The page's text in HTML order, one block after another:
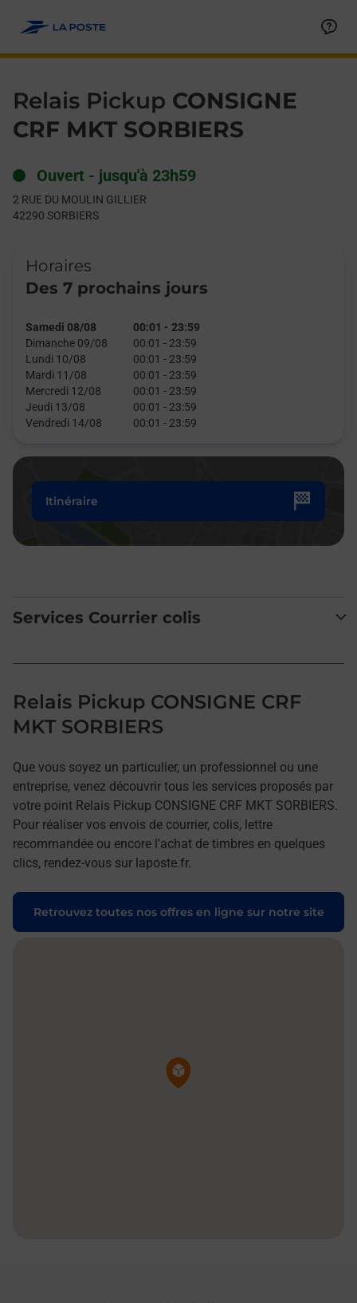
Relais Pickup CONSIGNE
CRF MKT SORBIERS
Ouvert - jusqu'à 23h59
2 RUE DU MOULIN GILLIER
42290 SORBIERS
Horaires
Des 7 prochains jours
Samedi 08/08 00:01 - 23:59
Dimanche 09/08
00:01 - 23:59
Lundi 10/08
00:01 - 23:59
Mardi 11/08
00:01 - 23:59
Mercredi 12/08
00:01 - 23:59
Jeudi 13/08
00:01 - 23:59
Vendredi 14/08
00:01 - 23:59
Itinéraire
Services Courrier colis
Relais Pickup CONSIGNE CRF
MKT SORBIERS
Que vous soyez un particulier, un professionnel ou une
entreprise, venez découvrir tous les services proposés par
votre point Relais Pickup CONSIGNE CRF MKT SORBIERS.
Pour réaliser vos envois de courrier, colis, lettre
recommandée ou encore l'achat de timbres en quelques
clics, rendez-vous sur laposte.fr.
Retrouvez toutes nos offres en ligne sur notre site
Pin de la carte